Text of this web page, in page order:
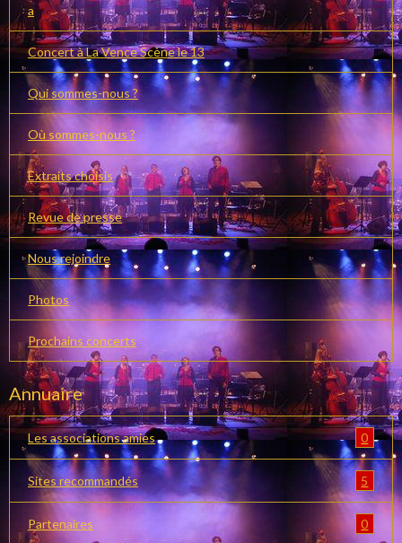
a
Concert à La Vence Scène le 13
Qui sommes-nous ?
Où sommes-nous ?
Extraits choisis
Revue de presse
Nous rejoindre
Photos
Prochains concerts
Annuaire
Les associations amies 0
Sites recommandés 5
Partenaires 0